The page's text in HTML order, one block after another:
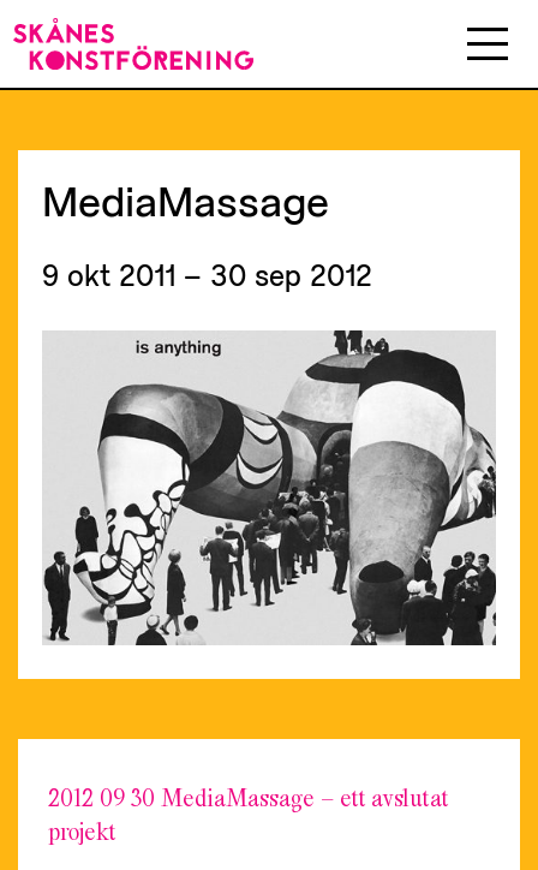
MediaMassage
9 okt 2011 – 30 sep 2012
2012 09 30 MediaMassage – ett avslutat
projekt